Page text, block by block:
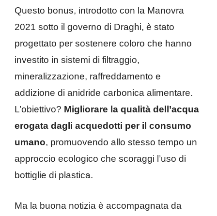
Questo bonus, introdotto con la Manovra
2021 sotto il governo di Draghi, è stato
progettato per sostenere coloro che hanno
investito in sistemi di filtraggio,
mineralizzazione, raffreddamento e
addizione di anidride carbonica alimentare.
L’obiettivo? Migliorare la qualità dell’acqua
erogata dagli acquedotti per il consumo
umano, promuovendo allo stesso tempo un
approccio ecologico che scoraggi l’uso di
bottiglie di plastica.
Ma la buona notizia è accompagnata da